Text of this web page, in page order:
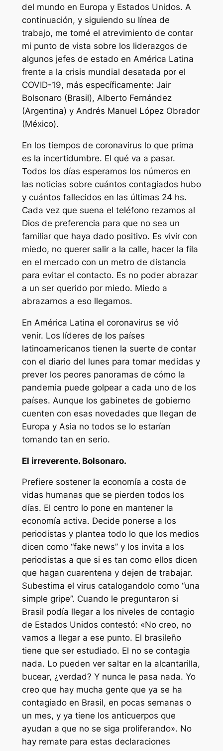
del mundo en Europa y Estados Unidos. A
continuación, y siguiendo su línea de
trabajo, me tomé el atrevimiento de contar
mi punto de vista sobre los liderazgos de
algunos jefes de estado en América Latina
frente a la crisis mundial desatada por el
COVID-19, más específicamente: Jair
Bolsonaro (Brasil), Alberto Fernández
(Argentina) y Andrés Manuel López Obrador
(México).
En los tiempos de coronavirus lo que prima
es la incertidumbre. El qué va a pasar.
Todos los días esperamos los números en
las noticias sobre cuántos contagiados hubo
y cuántos fallecidos en las últimas 24 hs.
Cada vez que suena el teléfono rezamos al
Dios de preferencia para que no sea un
familiar que haya dado positivo. Es vivir con
miedo, no querer salir a la calle, hacer la fila
en el mercado con un metro de distancia
para evitar el contacto. Es no poder abrazar
a un ser querido por miedo. Miedo a
abrazarnos a eso llegamos.
En América Latina el coronavirus se vió
venir. Los líderes de los países
latinoamericanos tienen la suerte de contar
con el diario del lunes para tomar medidas y
prever los peores panoramas de cómo la
pandemia puede golpear a cada uno de los
países. Aunque los gabinetes de gobierno
cuenten con esas novedades que llegan de
Europa y Asia no todos se lo estarían
tomando tan en serio.
El irreverente. Bolsonaro.
Prefiere sostener la economía a costa de
vidas humanas que se pierden todos los
días. El centro lo pone en mantener la
economía activa. Decide ponerse a los
periodistas y plantea todo lo que los medios
dicen como “fake news” y los invita a los
periodistas a que si es tan como ellos dicen
que hagan cuarentena y dejen de trabajar.
Subestima el virus catalogandolo como “una
simple gripe”. Cuando le preguntaron si
Brasil podía llegar a los niveles de contagio
de Estados Unidos contestó: «No creo, no
vamos a llegar a ese punto. El brasileño
tiene que ser estudiado. El no se contagia
nada. Lo pueden ver saltar en la alcantarilla,
bucear, ¿verdad? Y nunca le pasa nada. Yo
creo que hay mucha gente que ya se ha
contagiado en Brasil, en pocas semanas o
un mes, y ya tiene los anticuerpos que
ayudan a que no se siga proliferando». No
hay remate para estas declaraciones